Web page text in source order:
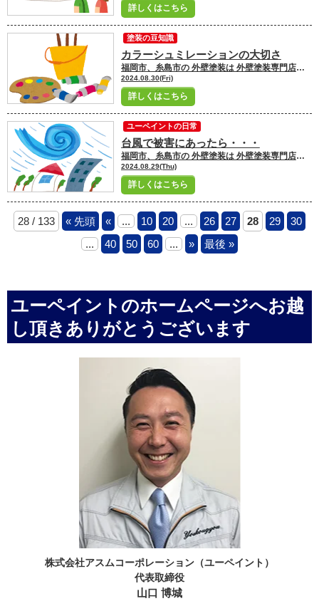
詳しくはこちら
カラーシュミレーションの大切さ
福岡市、糸島市の 外壁塗装は 外壁塗装専門店ユーペイントへ お任せください！！★☆ ＼ブログ毎日更新中／ 福岡市・糸島市にお住いの皆さんこんにちは！ 福岡市・糸島市地域密着の塗装専門店ユーペイント ショールームスタッフの吉村です
2024.08.30(Fri)
詳しくはこちら
塗装の豆知識
台風で被害にあったら・・・
福岡市、糸島市の 外壁塗装は 外壁塗装専門店ユーペイントへ お任せください！！★☆ ＼ブログ毎日更新中／ 福岡市・糸島市にお住いの皆さんこんにちは！ 福岡市・糸島市地域密着の塗装専門店ユーペイント ショールームスタッフの飯野です
2024.08.29(Thu)
詳しくはこちら
ユーペイントの日常
28 / 133 « 先頭 « ... 10 20 ... 26 27 28 29
30
...
40 50 60 ... » 最後 »
ユーペイントのホームページへお越
し頂きありがとうございます
株式会社アスムコーポレーション（ユーペイント）
代表取締役
山口 博城